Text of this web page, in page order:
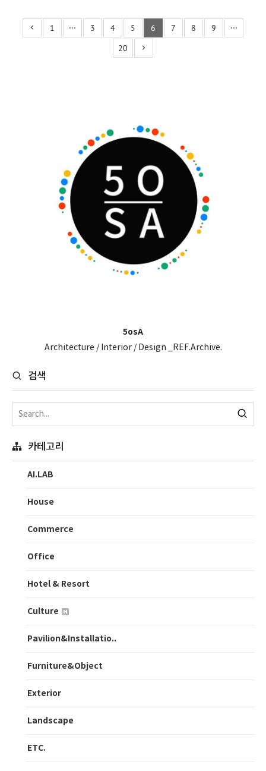
1 ··· 3 4 5 6 7 8 9
···
20
5osA
Architecture / Interior / Design _REF.Archive.
검색
카테고리
AI.LAB
House
Commerce
Office
Hotel & Resort
Culture
Pavilion&Installatio..
Furniture&Object
Exterior
Landscape
ETC.